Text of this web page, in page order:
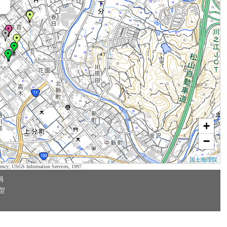
+
−
国土地理院
USGS Information Services, 1997.